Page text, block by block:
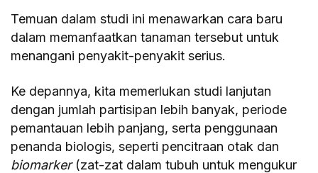
Temuan dalam studi ini menawarkan cara baru
dalam memanfaatkan tanaman tersebut untuk
menangani penyakit-penyakit serius.
Ke depannya, kita memerlukan studi lanjutan
dengan jumlah partisipan lebih banyak, periode
pemantauan lebih panjang, serta penggunaan
penanda biologis, seperti pencitraan otak dan
biomarker(zat-zat dalam tubuh untuk mengukur